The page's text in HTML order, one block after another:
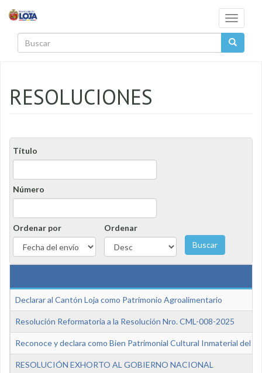
Toggle
RESOLUCIONES
Título
Número
Ordenar por
Ordenar
Buscar
Declarar al Cantón Loja como Patrimonio Agroalimentario
Resolución Reformatoria a la Resolución Nro. CML-008-2025
Reconoce y declara como Bien Patrimonial Cultural Inmaterial del
RESOLUCIÓN EXHORTO AL GOBIERNO NACIONAL